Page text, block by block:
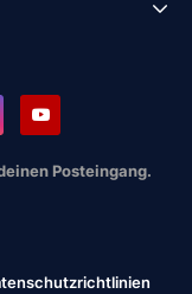
Posteingang.